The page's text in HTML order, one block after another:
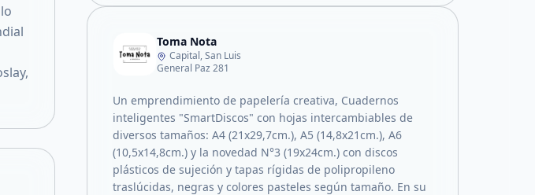
Toma Nota
Capital, San Luis
General Paz 281
Un emprendimiento de papelería creativa, Cuadernos
inteligentes "SmartDiscos" con hojas intercambiables de
diversos tamaños: A4 (21x29,7cm.), A5 (14,8x21cm.), A6
(10,5x14,8cm.) y la novedad N°3 (19x24cm.) con discos
plásticos de sujeción y tapas rígidas de polipropileno
traslúcidas, negras y colores pasteles según tamaño. En su